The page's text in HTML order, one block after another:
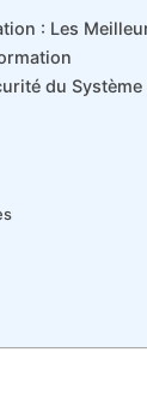
: Les
du Système